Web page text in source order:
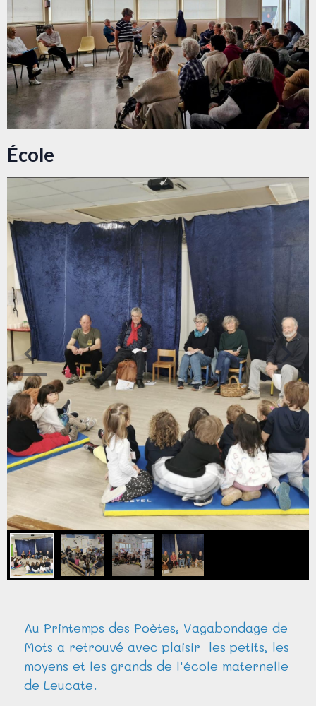
École
Au Printemps des Poètes, Vagabondage de
Mots a retrouvé avec plaisir les petits, les
moyens et les grands de l'école maternelle
de Leucate.